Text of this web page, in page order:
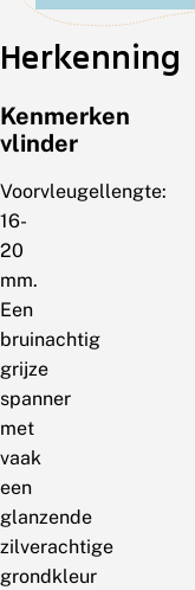
Herkenning
Kenmerken
vlinder
Voorvleugellengte:
16-
20
mm.
Een
bruinachtig
grijze
spanner
met
vaak
een
glanzende
zilverachtige
grondkleur